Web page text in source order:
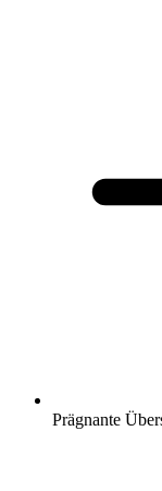
Prägnante